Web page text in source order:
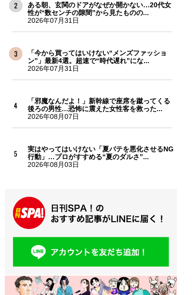
ある朝、玄関のドアがなぜか開かない…20代女
性が“数センチの隙間”から見たものの...
2026年07月31日
「今から買ってはいけない“メンズファッショ
ン”」最新4選。超速で“時代遅れ”にな...
2026年07月31日
「邪魔なんだよ！」新幹線で座席を蹴ってくる
後ろの男性…恐怖に震えた女性客を救った...
2026年08月07日
実はやってはいけない「夏バテを悪化させるNG
行動」…プロがすすめる“夏のダルさ”...
2026年08月03日